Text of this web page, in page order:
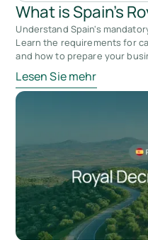
What is Spain's
Understand Spain's
Learn the requirements for
and how to prepare your
Lesen Sie mehr